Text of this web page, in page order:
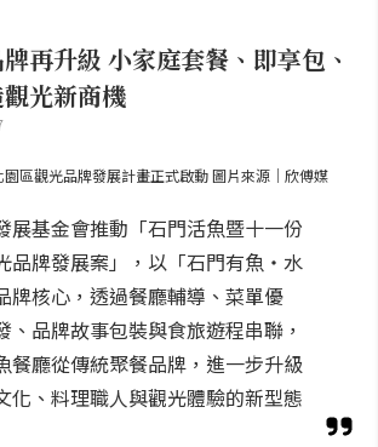
再升級 小家庭套餐、即享包、
光新商機
區觀光品牌發展計畫正式啟動 圖片來源｜欣傅媒
展基金會推動「石門活魚暨十一份
品牌發展案」，以「石門有魚・水
牌核心，透過餐廳輔導、菜單優
、品牌故事包裝與食旅遊程串聯，
餐廳從傳統聚餐品牌，進一步升級
化、料理職人與觀光體驗的新型態